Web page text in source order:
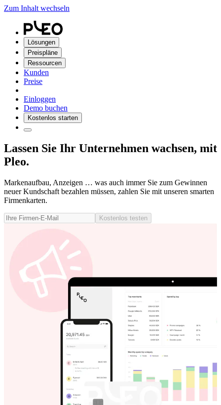
Zum Inhalt wechseln
Lösungen
Preispläne
Ressourcen
Kunden
Preise
Einloggen
Demo buchen
Kostenlos starten
Lassen Sie Ihr Unternehmen wachsen, mit
Pleo.
Markenaufbau, Anzeigen … was auch immer Sie zum Gewinnen
neuer Kundschaft bezahlen müssen, zahlen Sie mit unseren smarten
Firmenkarten.
Kostenlos testen